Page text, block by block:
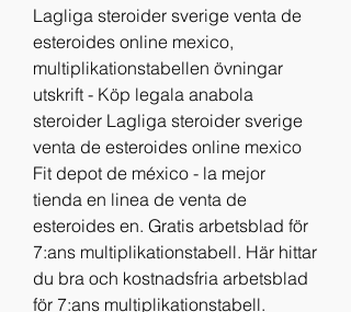
Lagliga steroider sverige venta de
esteroides online mexico,
multiplikationstabellen övningar
utskrift - Köp legala anabola
steroider Lagliga steroider sverige
venta de esteroides online mexico
Fit depot de méxico - la mejor
tienda en linea de venta de
esteroides en. Gratis arbetsblad för
7:ans multiplikationstabell. Här hittar
du bra och kostnadsfria arbetsblad
för 7:ans multiplikationstabell.